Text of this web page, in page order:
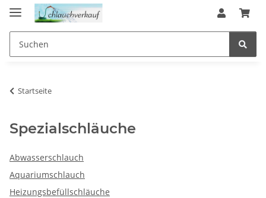
Startseite
Spezialschläuche
Abwasserschlauch
Aquariumschlauch
Heizungsbefüllschläuche